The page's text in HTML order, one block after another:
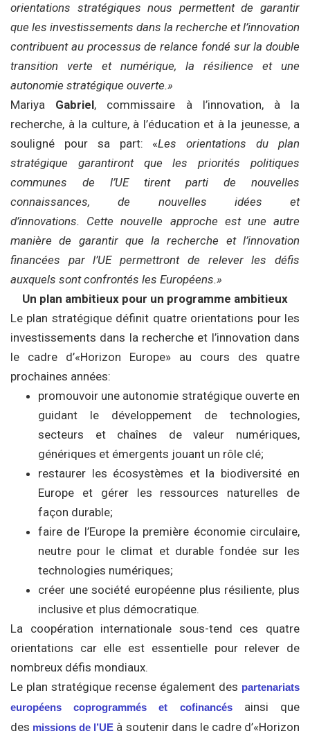
orientations stratégiques nous permettent de garantir
que les investissements dans la recherche et l’innovation
contribuent au processus de relance fondé sur la double
transition verte et numérique, la résilience et une
autonomie stratégique ouverte.»
Mariya Gabriel, commissaire à l’innovation, à la
recherche, à la culture, à l’éducation et à la jeunesse, a
souligné pour sa part: «Les orientations du plan
stratégique garantiront que les priorités politiques
communes de l’UE tirent parti de nouvelles
connaissances, de nouvelles idées et
d’innovations. Cette nouvelle approche est une autre
manière de garantir que la recherche et l’innovation
financées par l’UE permettront de relever les défis
auxquels sont confrontés les Européens.»
Un plan ambitieux pour un programme ambitieux
Le plan stratégique définit quatre orientations pour les
investissements dans la recherche et l’innovation dans
le cadre d’«Horizon Europe» au cours des quatre
prochaines années:
promouvoir une autonomie stratégique ouverte en
guidant le développement de technologies,
secteurs et chaînes de valeur numériques,
génériques et émergents jouant un rôle clé;
restaurer les écosystèmes et la biodiversité en
Europe et gérer les ressources naturelles de
façon durable;
faire de l’Europe la première économie circulaire,
neutre pour le climat et durable fondée sur les
technologies numériques;
créer une société européenne plus résiliente, plus
inclusive et plus démocratique.
La coopération internationale sous-tend ces quatre
orientations car elle est essentielle pour relever de
nombreux défis mondiaux.
Le plan stratégique recense également des partenariats
européens coprogrammés et cofinancésainsi que
des missions de l’UE à soutenir dans le cadre d’«Horizon